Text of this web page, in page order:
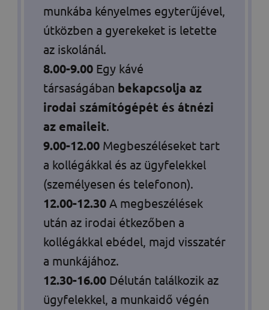
munkába kényelmes egyterűjével,
útközben a gyerekeket is letette
az iskolánál.
8.00-9.00 Egy kávé
társaságában bekapcsolja az
irodai számítógépét és átnézi
az emaileit.
9.00-12.00 Megbeszéléseket tart
a kollégákkal és az ügyfelekkel
(személyesen és telefonon).
12.00-12.30 A megbeszélések
után az irodai étkezőben a
kollégákkal ebédel, majd visszatér
a munkájához.
12.30-16.00 Délután találkozik az
ügyfelekkel, a munkaidő végén